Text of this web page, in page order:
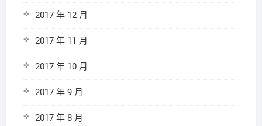
2017 年 12 月
2017 年 11 月
2017 年 10 月
2017 年 9 月
2017 年 8 月